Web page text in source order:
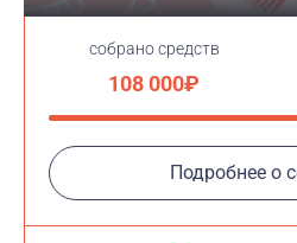
cобрано средств
108 000₽
Подробнее о